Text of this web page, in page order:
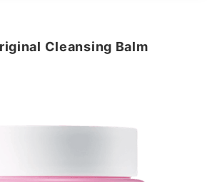
Cleansing Balm